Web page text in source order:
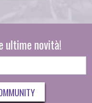
ultime novità!